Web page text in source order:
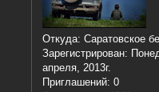
Откуда: Саратовское
Зарегистрирован:
апреля, 2013г.
Приглашений: 0